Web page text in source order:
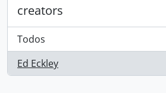
creators
Todos
Ed Eckley
, 1 resultados